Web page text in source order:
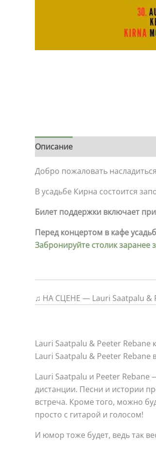
Описание
Добро пожаловать
В усадьбе Кирна состоится
Билет поддержки включает
Перед концертом в кафе
Забронируйте столик заранее
♫ НА СЦЕНЕ — Lauri Saatpalu &
Lauri Saatpalu & Peeter
Lauri Saatpalu & Peeter
Lauri Saatpalu и Peeter Rebane
дистанции. Песни и истории
встреча. Кроме того, можно
просто с гитарой и голосом!
И юмор тоже будет, ведь так